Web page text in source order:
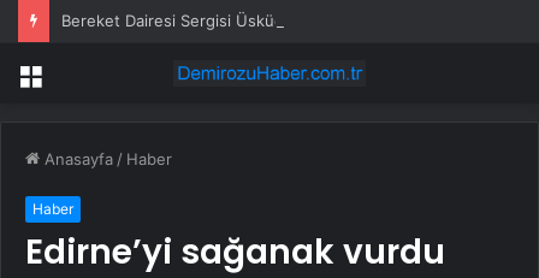
Bereket Dairesi Sergisi Üsküdar’da
Menü
Anasayfa / Haber
Haber
Edirne’yi sağanak vurdu